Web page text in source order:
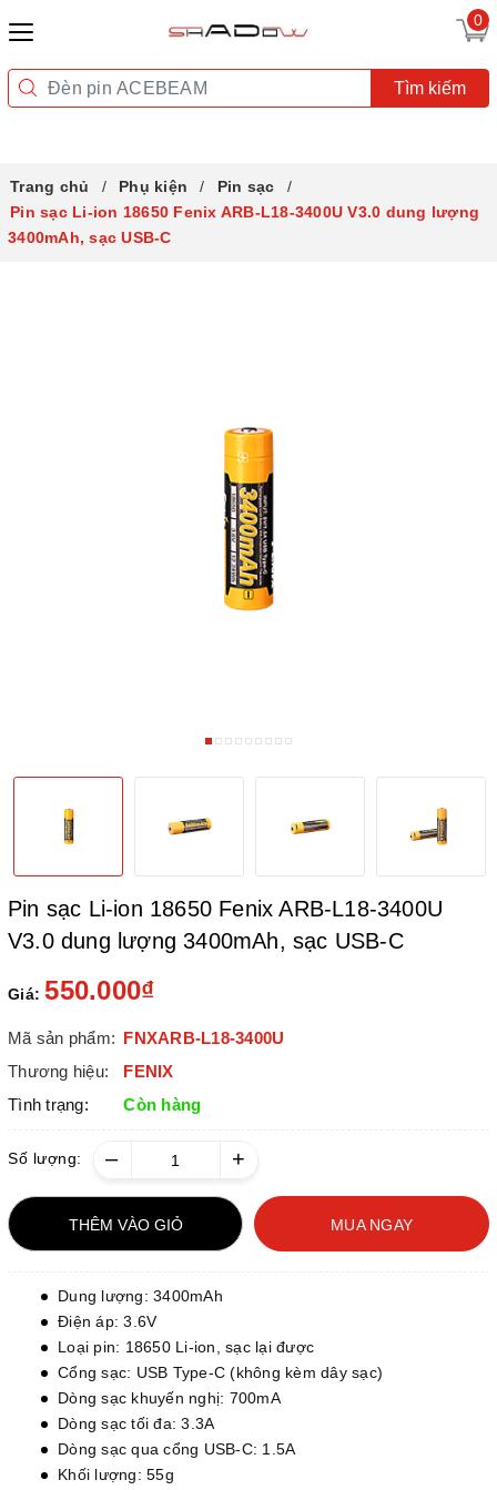
0
Tìm kiếm
Trang chủ Phụ kiện
Pin sạc
Pin sạc Li-ion 18650 Fenix ARB-L18-3400U V3.0 dung lượng
3400mAh, sạc USB-C
Pin sạc Li-ion 18650 Fenix ARB-L18-3400U
V3.0 dung lượng 3400mAh, sạc USB-C
Giá: 550.000₫
Mã sản phẩm: FNXARB-L18-3400U
Thương hiệu:
FENIX
Tình trạng:
Còn hàng
Số lượng: – +
THÊM VÀO GIỎ MUA NGAY
Dung lượng: 3400mAh
Điện áp: 3.6V
Loại pin: 18650 Li-ion, sạc lại được
Cổng sạc: USB Type-C (không kèm dây sạc)
Dòng sạc khuyến nghị: 700mA
Dòng sạc tối đa: 3.3A
Dòng sạc qua cổng USB-C: 1.5A
Khối lượng: 55g